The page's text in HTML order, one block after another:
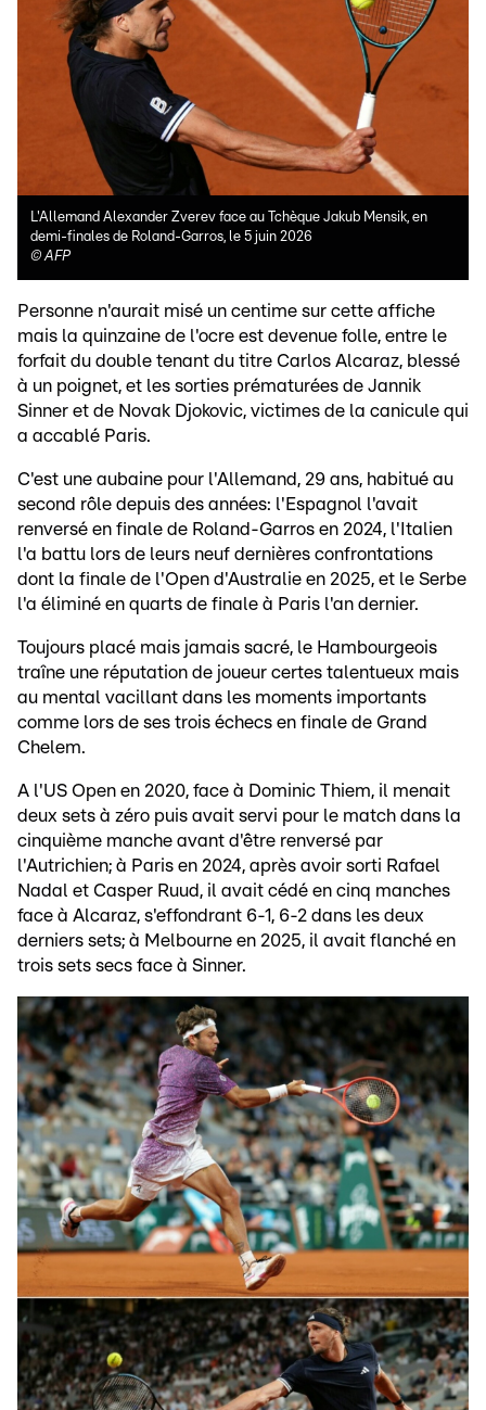
L'Allemand Alexander Zverev face au Tchèque Jakub Mensik, en
demi-finales de Roland-Garros, le 5 juin 2026
©AFP
Personne n'aurait misé un centime sur cette affiche
mais la quinzaine de l'ocre est devenue folle, entre le
forfait du double tenant du titre Carlos Alcaraz, blessé
à un poignet, et les sorties prématurées de Jannik
Sinner et de Novak Djokovic, victimes de la canicule qui
a accablé Paris.
C'est une aubaine pour l'Allemand, 29 ans, habitué au
second rôle depuis des années: l'Espagnol l'avait
renversé en finale de Roland-Garros en 2024, l'Italien
l'a battu lors de leurs neuf dernières confrontations
dont la finale de l'Open d'Australie en 2025, et le Serbe
l'a éliminé en quarts de finale à Paris l'an dernier.
Toujours placé mais jamais sacré, le Hambourgeois
traîne une réputation de joueur certes talentueux mais
au mental vacillant dans les moments importants
comme lors de ses trois échecs en finale de Grand
Chelem.
A l'US Open en 2020, face à Dominic Thiem, il menait
deux sets à zéro puis avait servi pour le match dans la
cinquième manche avant d'être renversé par
l'Autrichien; à Paris en 2024, après avoir sorti Rafael
Nadal et Casper Ruud, il avait cédé en cinq manches
face à Alcaraz, s'effondrant 6-1, 6-2 dans les deux
derniers sets; à Melbourne en 2025, il avait flanché en
trois sets secs face à Sinner.